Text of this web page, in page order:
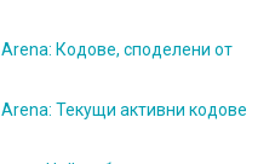
Кодове, споделени от
Текущи активни кодове